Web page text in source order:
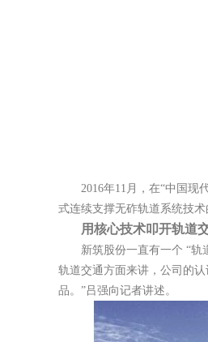
2016年11月，在“中国现
式连续支撑无砟轨道系统技
用核心技术叩开轨道
新筑股份一直有一个 “
轨道交通方面来讲，公司的
品。”吕强向记者讲述。